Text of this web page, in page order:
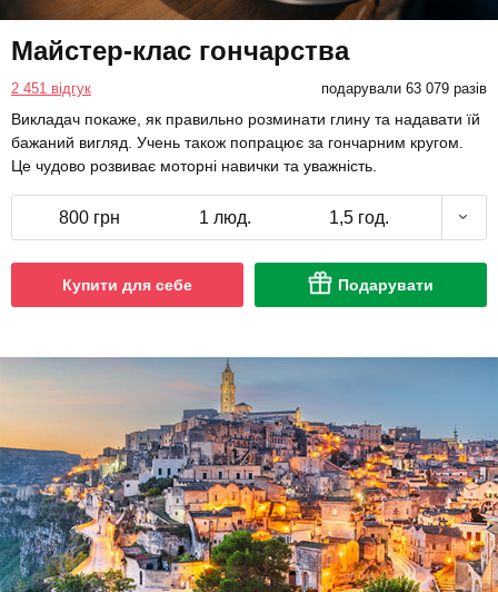
Майстер-клас гончарства
2 451 відгук подарували 63 079 разів
Викладач покаже, як правильно розминати глину та надавати їй
бажаний вигляд. Учень також попрацює за гончарним кругом.
Це чудово розвиває моторні навички та уважність.
800 грн 1 люд. 1,5 год.
Купити для себе Подарувати